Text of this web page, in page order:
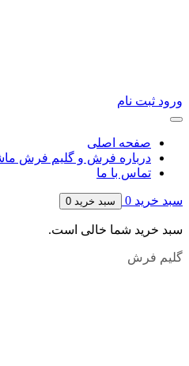
ورود ثبت نام
صفحه اصلی
درباره فرش و گلیم فرش
تماس با ما
سبد خرید 0 سبد خرید 0
سبد خرید شما خالی است.
گلیم فرش